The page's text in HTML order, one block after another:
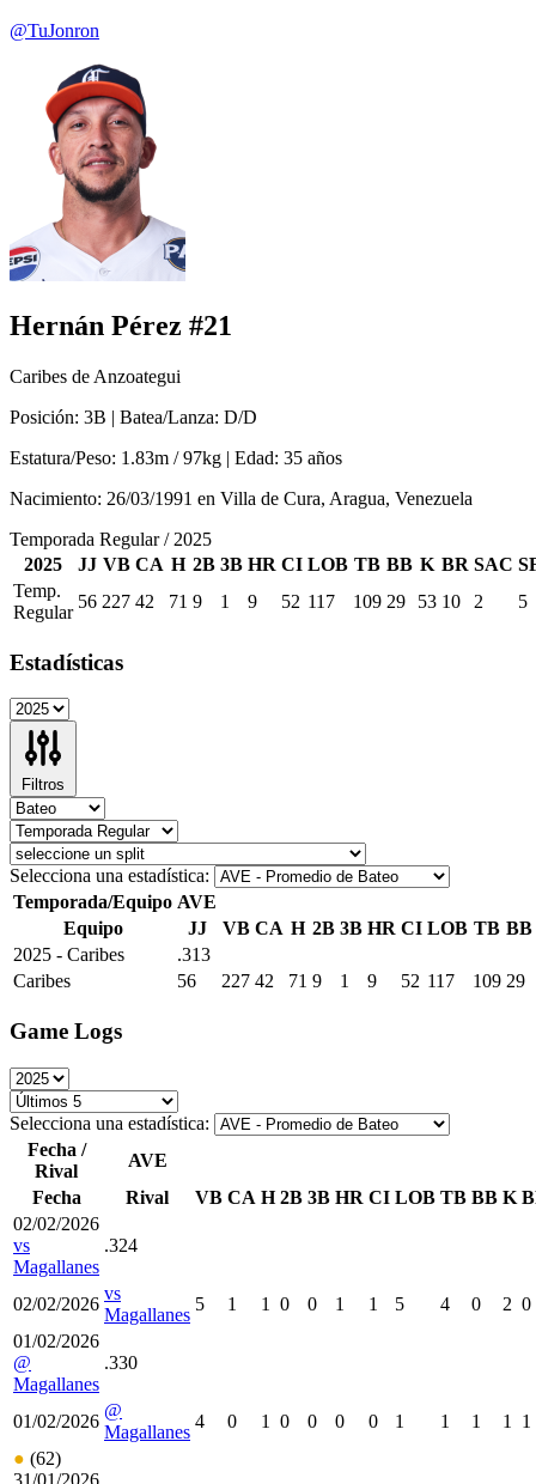
@TuJonron
Hernán Pérez #21
Caribes de Anzoategui
Posición: 3B | Batea/Lanza: D/D
Estatura/Peso: 1.83m / 97kg | Edad: 35 años
Nacimiento: 26/03/1991 en Villa de Cura, Aragua, Venezuela
Temporada Regular / 2025
2025
JJ VB CA H 2B 3B HR CI LOB TB BB K BR SAC
Temp.
Regular
56 227 42 71 9 1 9 52 117 109 29 53 10 2 5
Estadísticas
Filtros
Selecciona una estadística:
Temporada/Equipo AVE
Equipo
JJ VB CA H 2B 3B HR CI LOB TB BB
2025 - Caribes
.313
Caribes
56 227 42 71 9 1 9 52 117 109 29
Game Logs
Selecciona una estadística:
Fecha /
Rival
AVE
Fecha
Rival VB CA H 2B 3B HR CI LOB TB BB K
02/02/2026
vs
Magallanes
.324
02/02/2026
vs
Magallanes
5 1 1 0 0 1 1 5 4 0 2 0
01/02/2026
@
Magallanes
.330
01/02/2026
@
Magallanes
4 0 1 0 0 0 0 1 1 1 1
1
● (62)
31/01/2026